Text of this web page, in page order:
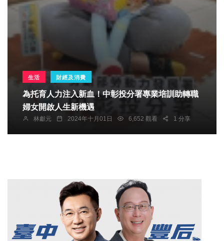
生活 財經及消費
為托育人力注入新血！中彰投分署專業培訓助轉職
婦女開啟人生新機遇
林獻元 2024年十月01日 6,652 觀看 1 分享